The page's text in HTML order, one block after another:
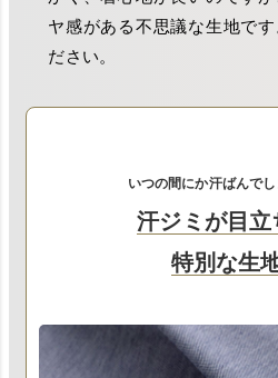
ヤ感がある不思議な生地で
ださい。
いつの間にか汗ばんで
汗ジミが目立
特別な生